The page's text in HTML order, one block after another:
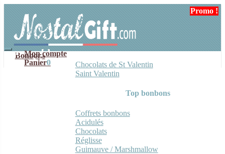
navigation
contenu
Mon compte
Panier0
Bonbons
Chocolats de St Valentin
Saint Valentin
Top bonbons
Coffrets bonbons
Acidulés
Chocolats
Réglisse
Guimauve / Marshmallow
Promo !